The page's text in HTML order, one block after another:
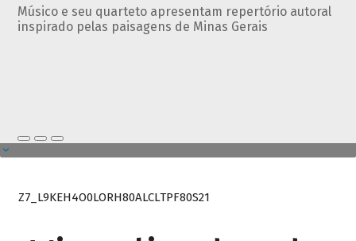
Músico e seu quarteto apresentam repertório autoral
inspirado pelas paisagens de Minas Gerais
Z7_L9KEH4O0LORH80ALCLTPF80S21